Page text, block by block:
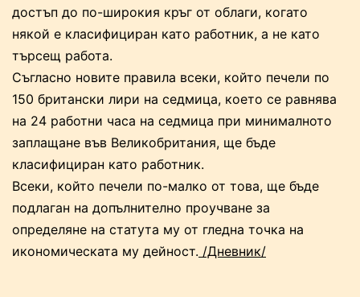
достъп до по-широкия кръг от облаги, когато
някой е класифициран като работник, а не като
търсещ работа.
Съгласно новите правила всеки, който печели по
150 британски лири на седмица, което се равнява
на 24 работни часа на седмица при минималното
заплащане във Великобритания, ще бъде
класифициран като работник.
Всеки, който печели по-малко от това, ще бъде
подлаган на допълнително проучване за
определяне на статута му от гледна точка на
икономическата му дейност. /Дневник/